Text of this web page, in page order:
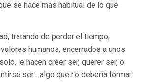
se hace mas habitual de lo que
tratando de perder el tiempo,
humanos, encerrados a unos
le hacen creer ser, querer ser, o
ser… algo que no debería formar